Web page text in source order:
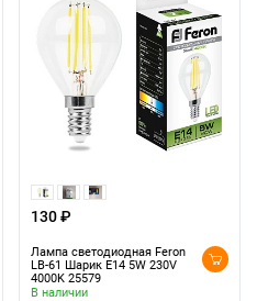
130 ₽
Лампа светодиодная Feron
LB-61 Шарик E14 5W 230V
4000K 25579
В наличии